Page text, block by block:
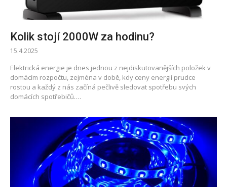
Kolik stojí 2000W za hodinu?
15.4.2025
Elektrická energie je dnes jednou z nejdiskutovanějších položek v
domácím rozpočtu, zejména v době, kdy ceny energií prudce
rostou a každý z nás začíná pečlivě sledovat spotřebu svých
domácích spotřebičů.…